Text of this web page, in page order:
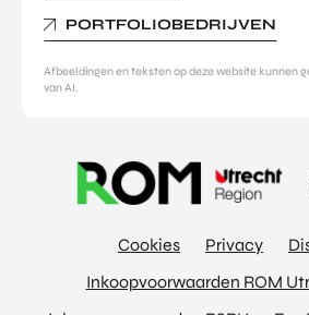
PORTFOLIOBEDRIJVEN
Afbeeldingen en teksten op deze website kunnen
van AI.
Cookies Privacy
Inkoopvoorwaarden ROM